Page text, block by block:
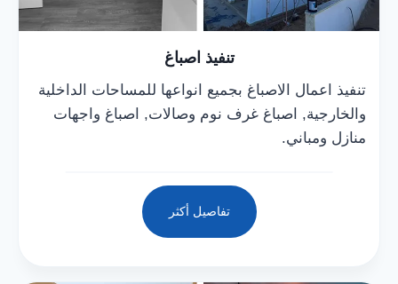
تنفيذ اصباغ
تنفيذ اعمال الاصباغ بجميع انواعها للمساحات الداخلية
والخارجية, اصباغ غرف نوم وصالات, اصباغ واجهات
منازل ومباني.
تفاصيل أكثر